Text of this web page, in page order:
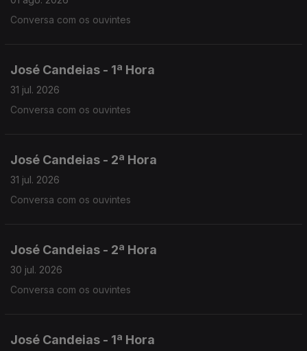
Conversa com os ouvintes
José Candeias - 1ª Hora
31 jul. 2026
Conversa com os ouvintes
José Candeias - 2ª Hora
31 jul. 2026
Conversa com os ouvintes
José Candeias - 2ª Hora
30 jul. 2026
Conversa com os ouvintes
José Candeias - 1ª Hora